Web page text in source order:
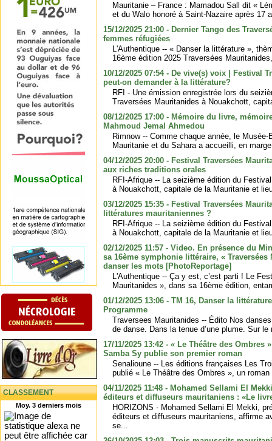
CLASSEMENT
Moy. 3 derniers mois
Mauritanie – France : Mamadou Sall dit «
et du Walo honoré à Saint-Nazaire après 17
15/12/2025 21:00 - Dernier Tango des
femmes réfugiées
L'Authentique -- « Danser la littérature »,
16ème édition 2025 Traversées
10/12/2025 07:54 - De vive(s) voix | Festival
peut-on demander à la littérature?
RFI - Une émission enregistrée lors du
Traversées Mauritanides à Nouakchott,
08/12/2025 17:00 - Mémoire du livre,
Mahmoud Jemal Ahmedou
Rimnow -- Comme chaque année, le
Mauritanie et du Sahara a accueilli, en
04/12/2025 20:00 - Festival Traversées
aux riches traditions orales
RFI-Afrique -- La seizième édition du
à Nouakchott, capitale de la Mauritanie et
03/12/2025 15:35 - Festival Traversées
littératures mauritaniennes ?
RFI-Afrique -- La seizième édition du
à Nouakchott, capitale de la Mauritanie et
02/12/2025 11:57 - Video. En présence du
sa 16ème symphonie littéraire, « Traversées
danser les mots [PhotoReportage]
L'Authentique -- Ça y est, c’est parti ! Le
Mauritanides », dans sa 16ème édition,
01/12/2025 13:06 - TM 16, Danser la
Programme
Traversees Mauritanides -- Édito Nos
de danse. Dans la tenue d’une plume. Sur le
17/11/2025 13:42 - « Le Théâtre des Ombres
Samba Sy publie son premier roman
Senalioune -- Les éditions françaises Les
publié « Le Théâtre des Ombres », un roman
04/11/2025 11:48 - Mohamed Sellami El
éditeurs et diffuseurs mauritaniens : «Le
HORIZONS - Mohamed Sellami El Mekki,
éditeurs et diffuseurs mauritaniens, affirme
se...